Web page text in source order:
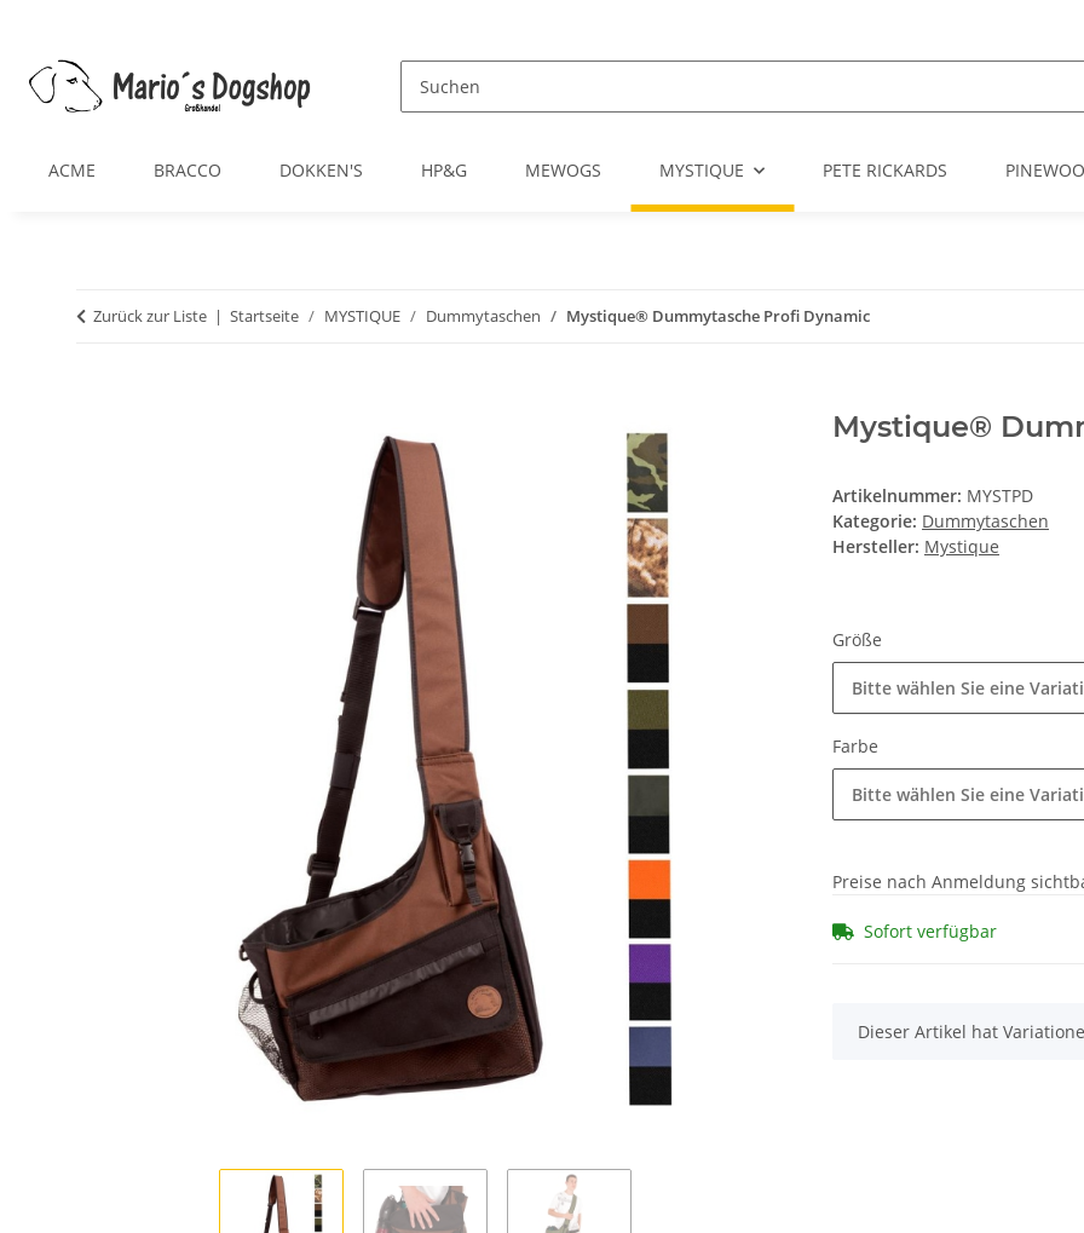
ACME BRACCO DOKKEN'S HP&G MEWOGS MYSTIQUE PETE RICKARDS
Zurück zur Liste Startseite MYSTIQUE Dummytaschen Mystique® Dummytasche Profi Dynamic
Mystique®
Artikelnummer: MYSTPD
Kategorie: Dummytaschen
Hersteller: Mystique
Größe
Bitte wählen Sie eine
Farbe
Bitte wählen Sie eine
Preise nach Anmeldung
Sofort verfügbar
x
Dieser Artikel hat